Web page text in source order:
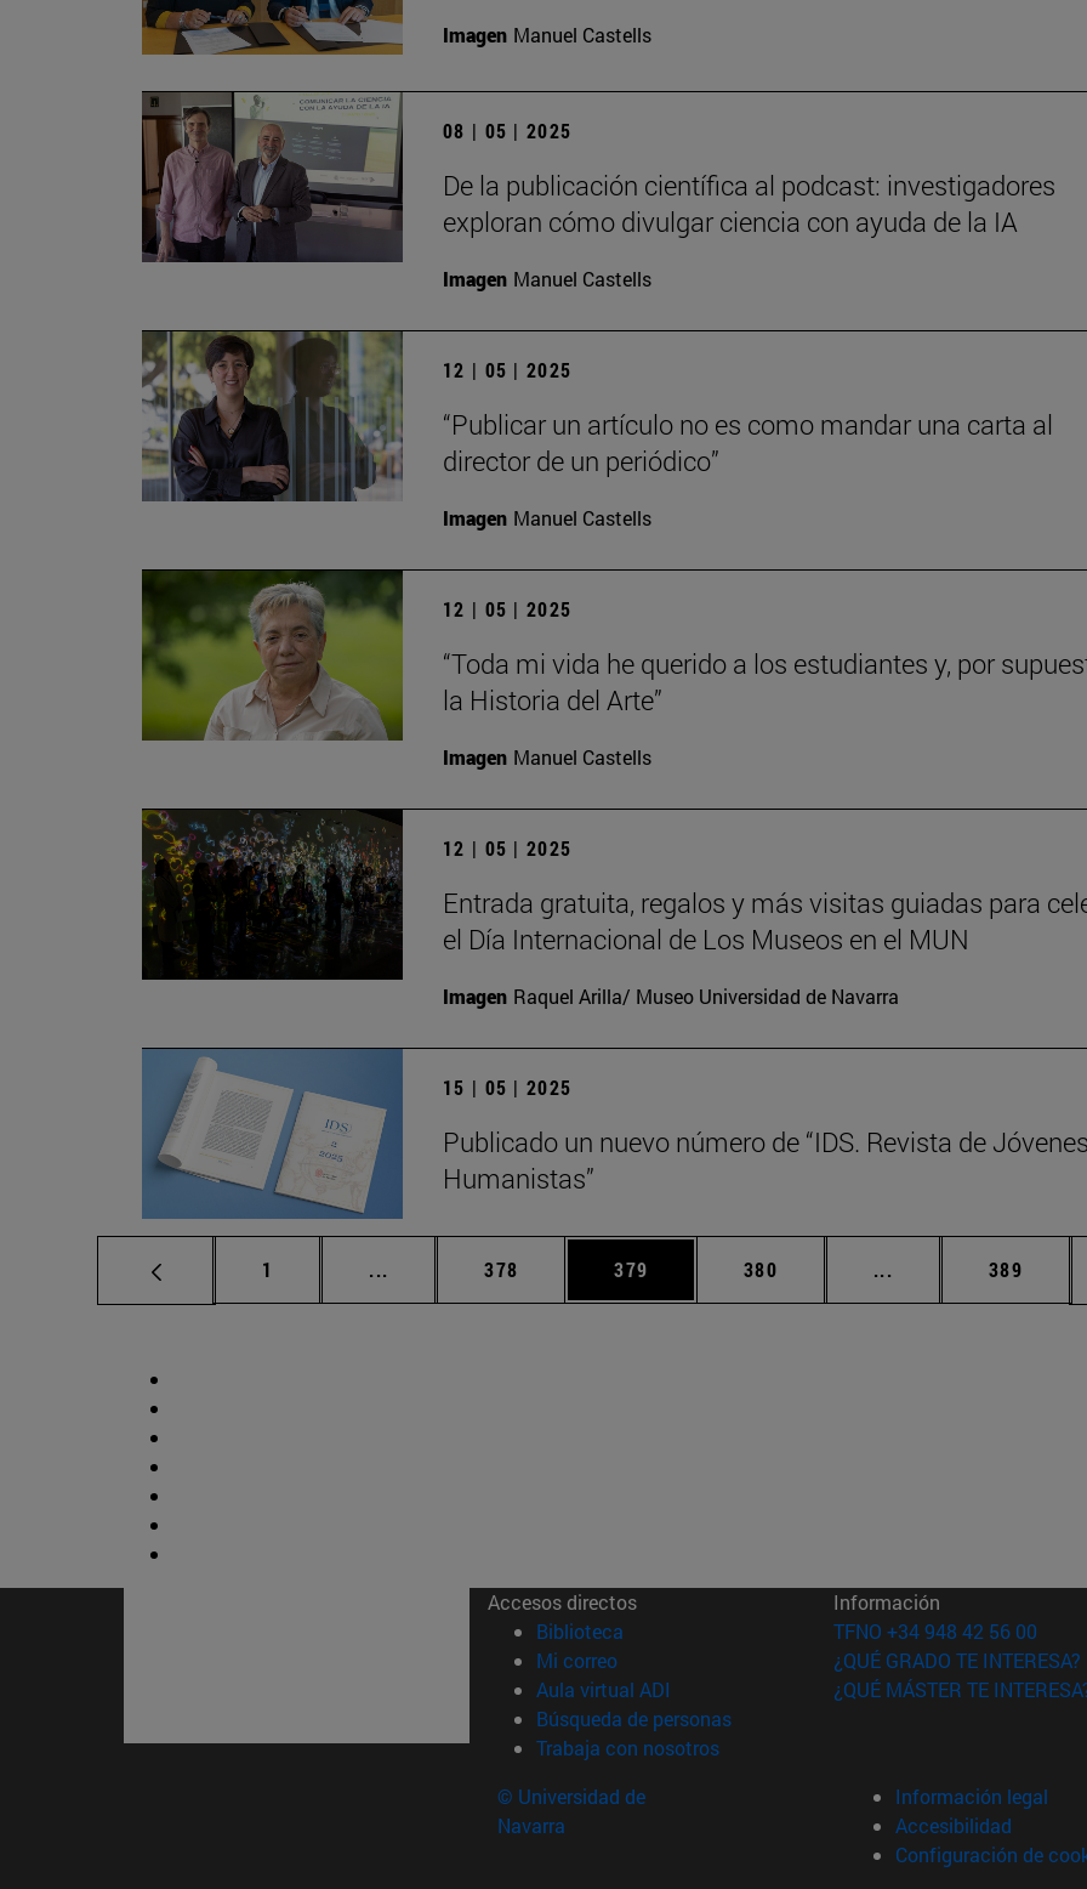
Imagen Manuel Castells
08 | 05 | 2025
De la publicación científica al podcast: investigadores
exploran cómo divulgar ciencia con ayuda de la IA
Imagen Manuel Castells
12 | 05 | 2025
“Publicar un artículo no es como mandar una carta al
director de un periódico”
Imagen Manuel Castells
12 | 05 | 2025
“Toda mi vida he querido a los estudiantes y, por
la Historia del Arte”
Imagen Manuel Castells
12 | 05 | 2025
Entrada gratuita, regalos y más visitas guiadas para
el Día Internacional de Los Museos en el MUN
Imagen Raquel Arilla/ Museo Universidad de Navarra
15 | 05 | 2025
Publicado un nuevo número de “IDS. Revista de Jóvenes
Humanistas”
Página
1 ... Páginas intermedias Use TAB para desplazarse.
Página
378 Página
379 Página
380 ... Páginas intermedias
Página
389
Accesos directos
Biblioteca (abre en nueva ventana)
Mi correo(abre en nueva ventana)
Aula virtual ADI (abre en nueva ventana)
Búsqueda de personas(abre en nueva ventana)
Trabaja con nosotros(abre en nueva ventana)
Información
TFNO +34 948 42 56 00
¿QUÉ GRADO TE INTERESA?
¿QUÉ MÁSTER TE
© Universidad de
Navarra
Información legal
Accesibilidad
Configuración de